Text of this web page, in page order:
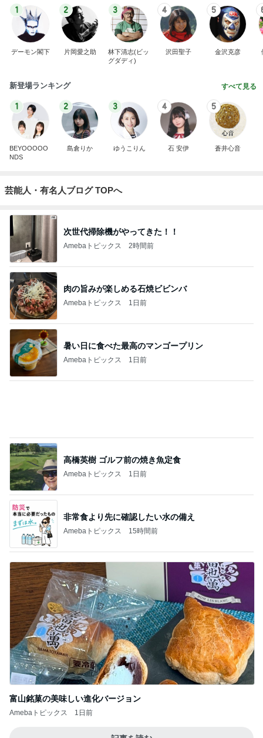
1
デーモン閣下
2
片岡愛之助
3
林下清志(ビッ
グダディ)
4
沢田聖子
5
金沢克彦
新登場ランキング すべて見る
1
BEYOOOOO
NDS
2
島倉りか
3
ゆうこりん
4
石 安伊
5
蒼井心音
芸能人・有名人ブログ TOPへ
次世代掃除機がやってきた！！
Amebaトピックス 2時間前
肉の旨みが楽しめる石焼ビビンバ
Amebaトピックス 1日前
暑い日に食べた最高のマンゴープリン
Amebaトピックス 1日前
高橋英樹 ゴルフ前の焼き魚定食
Amebaトピックス 1日前
非常食より先に確認したい水の備え
Amebaトピックス 15時間前
富山銘菓の美味しい進化バージョン
Amebaトピックス 1日前